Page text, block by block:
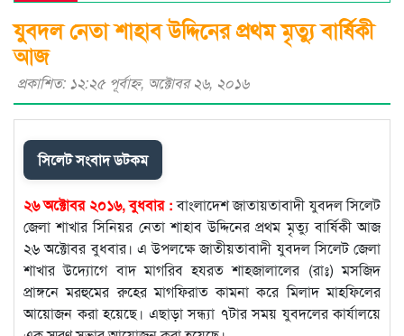
প্রভাষক পরিচয়ে খাতা মূল্যায়ন, আসলে কলেজের অফিস
যুবদল নেতা শাহাব উদ্দিনের প্রথম মৃত্যু বার্ষিকী
আজ
প্রকাশিত: ১২:২৫ পূর্বাহ্ণ, অক্টোবর ২৬, ২০১৬
সিলেট সংবাদ ডটকম
২৬ অক্টোবর ২০১৬, বুধবার : বাংলাদেশ জাতায়তাবাদী যুবদল সিলেট
জেলা শাখার সিনিয়র নেতা শাহাব উদ্দিনের প্রথম মৃত্যু বার্ষিকী আজ
২৬ অক্টোবর বুধবার। এ উপলক্ষে জাতীয়তাবাদী যুবদল সিলেট জেলা
শাখার উদ্যোগে বাদ মাগরিব হযরত শাহজালালের (রাঃ) মসজিদ
প্রাঙ্গনে মরহুমের রুহের মাগফিরাত কামনা করে মিলাদ মাহফিলের
আয়োজন করা হয়েছে। এছাড়া সন্ধ্যা ৭টার সময় যুবদলের কার্যালয়ে